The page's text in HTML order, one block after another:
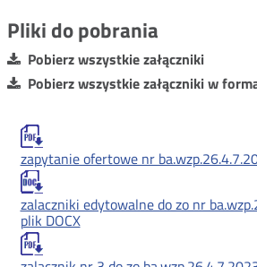
Pliki do pobrania
Pobierz wszystkie załączniki
Pobierz wszystkie załączniki w
zapytanie ofertowe nr
zalaczniki edytowalne do zo nr
plik DOCX